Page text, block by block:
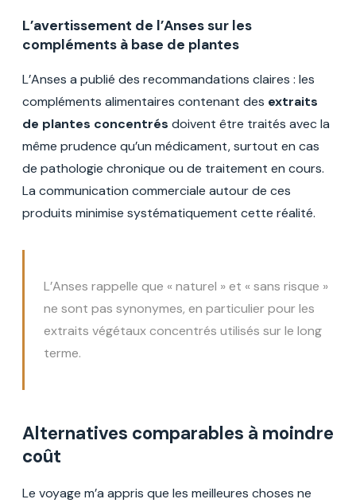
L’avertissement de l’Anses sur les
compléments à base de plantes
L’Anses a publié des recommandations claires : les
compléments alimentaires contenant des extraits
de plantes concentrés doivent être traités avec la
même prudence qu’un médicament, surtout en cas
de pathologie chronique ou de traitement en cours.
La communication commerciale autour de ces
produits minimise systématiquement cette réalité.
L’Anses rappelle que « naturel » et « sans risque »
ne sont pas synonymes, en particulier pour les
extraits végétaux concentrés utilisés sur le long
terme.
Alternatives comparables à moindre
coût
Le voyage m’a appris que les meilleures choses ne